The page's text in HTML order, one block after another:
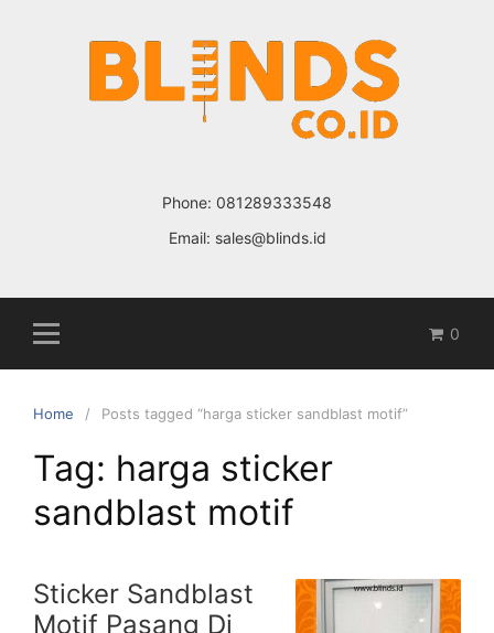
Phone: 081289333548
Email: sales@blinds.id
0
Home Posts tagged “harga sticker sandblast motif”
Tag: harga sticker
sandblast motif
Sticker Sandblast
Motif Pasang Di